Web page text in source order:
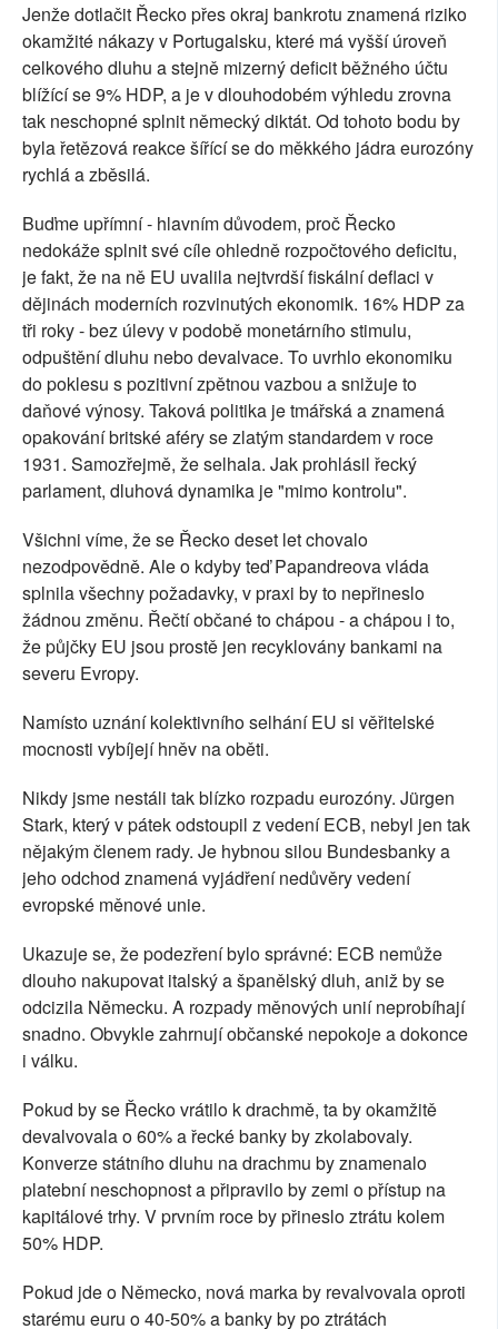
Jenže dotlačit Řecko přes okraj bankrotu znamená riziko
okamžité nákazy v Portugalsku, které má vyšší úroveň
celkového dluhu a stejně mizerný deficit běžného účtu
blížící se 9% HDP, a je v dlouhodobém výhledu zrovna
tak neschopné splnit německý diktát. Od tohoto bodu by
byla řetězová reakce šířící se do měkkého jádra eurozóny
rychlá a zběsilá.
Buďme upřímní - hlavním důvodem, proč Řecko
nedokáže splnit své cíle ohledně rozpočtového deficitu,
je fakt, že na ně EU uvalila nejtvrdší fiskální deflaci v
dějinách moderních rozvinutých ekonomik. 16% HDP za
tři roky - bez úlevy v podobě monetárního stimulu,
odpuštění dluhu nebo devalvace. To uvrhlo ekonomiku
do poklesu s pozitivní zpětnou vazbou a snižuje to
daňové výnosy. Taková politika je tmářská a znamená
opakování britské aféry se zlatým standardem v roce
1931. Samozřejmě, že selhala. Jak prohlásil řecký
parlament, dluhová dynamika je "mimo kontrolu".
Všichni víme, že se Řecko deset let chovalo
nezodpovědně. Ale o kdyby teď Papandreova vláda
splnila všechny požadavky, v praxi by to nepřineslo
žádnou změnu. Řečtí občané to chápou - a chápou i to,
že půjčky EU jsou prostě jen recyklovány bankami na
severu Evropy.
Namísto uznání kolektivního selhání EU si věřitelské
mocnosti vybíjejí hněv na oběti.
Nikdy jsme nestáli tak blízko rozpadu eurozóny. Jürgen
Stark, který v pátek odstoupil z vedení ECB, nebyl jen tak
nějakým členem rady. Je hybnou silou Bundesbanky a
jeho odchod znamená vyjádření nedůvěry vedení
evropské měnové unie.
Ukazuje se, že podezření bylo správné: ECB nemůže
dlouho nakupovat italský a španělský dluh, aniž by se
odcizila Německu. A rozpady měnových unií neprobíhají
snadno. Obvykle zahrnují občanské nepokoje a dokonce
i válku.
Pokud by se Řecko vrátilo k drachmě, ta by okamžitě
devalvovala o 60% a řecké banky by zkolabovaly.
Konverze státního dluhu na drachmu by znamenalo
platební neschopnost a připravilo by zemi o přístup na
kapitálové trhy. V prvním roce by přineslo ztrátu kolem
50% HDP.
Pokud jde o Německo, nová marka by revalvovala oproti
starému euru o 40-50% a banky by po ztrátách